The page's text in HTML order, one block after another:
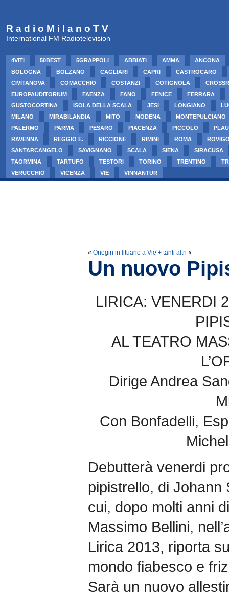
R a d i o M i l a n o T V
International FM Radiotelevision
4VITI 50BEST 5GRAPPOLI ABBIATI AMMA
ANCONA
BOLOGNA
BOLZANO CAGLIARI CAPRI
CASTROCARO
CIVITANOVA
COMACCHIO COSTANZI COTIGNOLA
EUROPAUDITORIUM
FAENZA FANO FENICE
FERRARA
GUSTOCORTINA
ISOLA DELLA SCALA JESI LONGIANO
MILANO
MIRABILANDIA MITO MODENA
MONTEPULCIANO
PALERMO
PARMA PESARO PIACENZA PICCOLO
RAVENNA
REGGIO E. RICCIONE RIMINI ROMA
SANTARCANGELO
SAVIGNANO SCALA SIENA
SIRACUSA
TAORMINA
TARTUFO TESTORI TORINO TRENTINO
VERUCCHIO
VICENZA VIE VINNANTUR
« Onegin in lituano a Vie + tanti altri «
Un nuovo
LIRICA: VENERDI
AL TEATRO
Dirige Andrea
Con Bonfadelli,
Debutterà venerdi
pipistrello, di Johann
cui, dopo molti anni
Massimo Bellini,
Lirica 2013, riporta
mondo fiabesco e
Sarà un nuovo